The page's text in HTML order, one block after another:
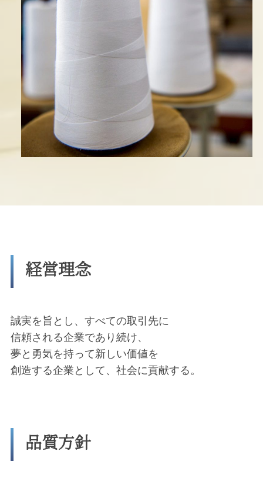
経営理念
誠実を旨とし、すべての取引先に
信頼される企業であり続け、
夢と勇気を持って新しい価値を
創造する企業として、社会に貢献する。
品質方針